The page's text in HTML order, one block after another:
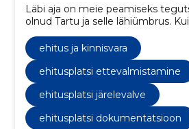
Läbi aja on meie peamiseks
olnud Tartu ja selle lähiümbrus.
ettevõtetel, on ka meie ehitatud
Eestis.ehitus ja kinnisvara
ehitusplatsi ettevalmistamine
ehitusplatsi järelevalve
ehitusplatsi dokumentatsioon